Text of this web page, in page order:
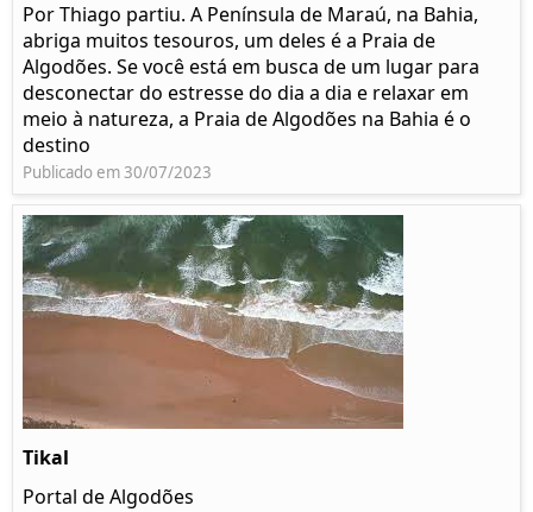
Por Thiago partiu. A Península de Maraú, na Bahia,
abriga muitos tesouros, um deles é a Praia de
Algodões. Se você está em busca de um lugar para
desconectar do estresse do dia a dia e relaxar em
meio à natureza, a Praia de Algodões na Bahia é o
destino
Publicado em 30/07/2023
Tikal
Portal de Algodões